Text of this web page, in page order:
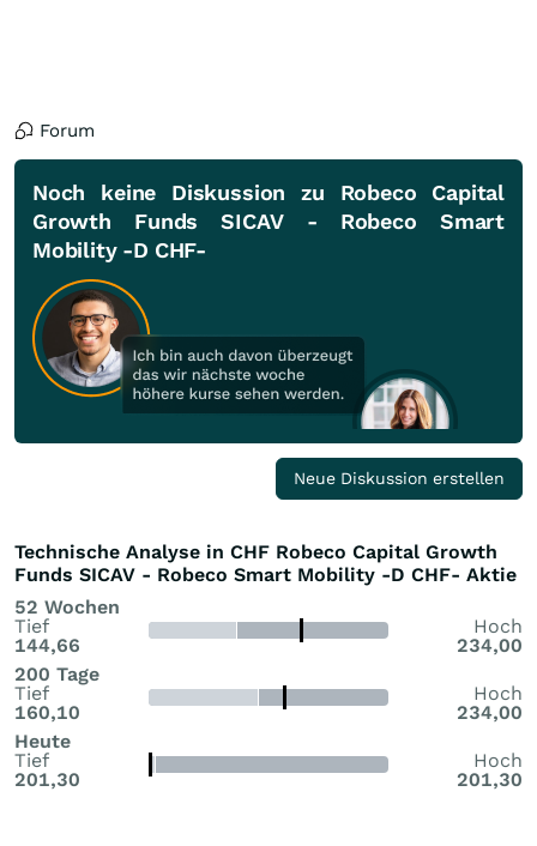
Forum
Noch keine Diskussion zu Robeco Capital
Growth Funds SICAV - Robeco Smart
Mobility -D CHF-
Neue Diskussion erstellen
Technische Analyse in CHF Robeco Capital Growth
Funds SICAV - Robeco Smart Mobility -D CHF- Aktie
52 Wochen
Tief
144,66
Hoch
234,00
200 Tage
Tief
160,10
Hoch
234,00
Heute
Tief
201,30
Hoch
201,30